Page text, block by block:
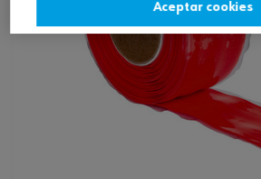
Aceptar cookies